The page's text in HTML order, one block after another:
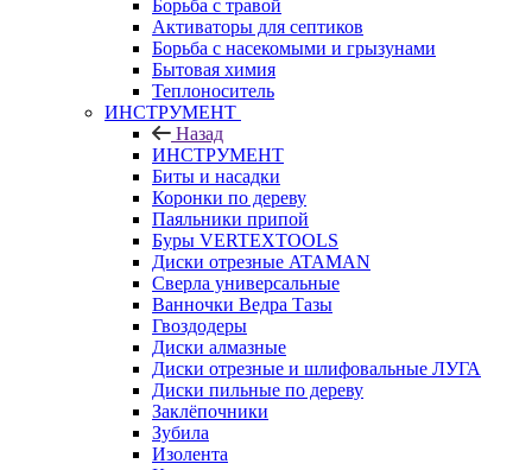
Борьба с травой
Активаторы для септиков
Борьба с насекомыми и грызунами
Бытовая химия
Теплоноситель
ИНСТРУМЕНТ
Назад
ИНСТРУМЕНТ
Биты и насадки
Коронки по дереву
Паяльники припой
Буры VERTEXTOOLS
Диски отрезные ATAMAN
Сверла универсальные
Ванночки Ведра Тазы
Гвоздодеры
Диски алмазные
Диски отрезные и шлифовальные ЛУГА
Диски пильные по дереву
Заклёпочники
Зубила
Изолента